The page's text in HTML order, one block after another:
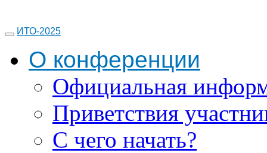
ИТО-2025
О конференции
Официальная
Приветствия
С чего начать?